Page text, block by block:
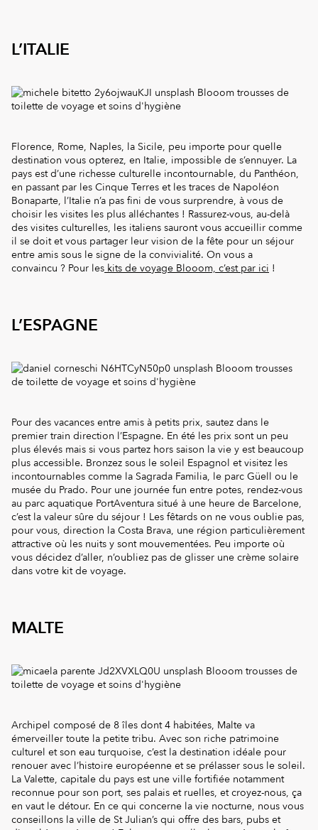
L’ITALIE
Florence, Rome, Naples, la Sicile, peu importe pour quelle
destination vous opterez, en Italie, impossible de s’ennuyer. La
pays est d’une richesse culturelle incontournable, du Panthéon,
en passant par les Cinque Terres et les traces de Napoléon
Bonaparte, l’Italie n’a pas fini de vous surprendre, à vous de
choisir les visites les plus alléchantes ! Rassurez-vous, au-delà
des visites culturelles, les italiens sauront vous accueillir comme
il se doit et vous partager leur vision de la fête pour un séjour
entre amis sous le signe de la convivialité. On vous a
convaincu ? Pour les kits de voyage Blooom, c’est par ici !
L’ESPAGNE
Pour des vacances entre amis à petits prix, sautez dans le
premier train direction l’Espagne. En été les prix sont un peu
plus élevés mais si vous partez hors saison la vie y est beaucoup
plus accessible. Bronzez sous le soleil Espagnol et visitez les
incontournables comme la Sagrada Familia, le parc Güell ou le
musée du Prado. Pour une journée fun entre potes, rendez-vous
au parc aquatique PortAventura situé à une heure de Barcelone,
c’est la valeur sûre du séjour ! Les fêtards on ne vous oublie pas,
pour vous, direction la Costa Brava, une région particulièrement
attractive où les nuits y sont mouvementées. Peu importe où
vous décidez d’aller, n’oubliez pas de glisser une crème solaire
dans votre kit de voyage.
MALTE
Archipel composé de 8 îles dont 4 habitées, Malte va
émerveiller toute la petite tribu. Avec son riche patrimoine
culturel et son eau turquoise, c’est la destination idéale pour
renouer avec l’histoire européenne et se prélasser sous le soleil.
La Valette, capitale du pays est une ville fortifiée notamment
reconnue pour son port, ses palais et ruelles, et croyez-nous, ça
en vaut le détour. En ce qui concerne la vie nocturne, nous vous
conseillons la ville de St Julian’s qui offre des bars, pubs et